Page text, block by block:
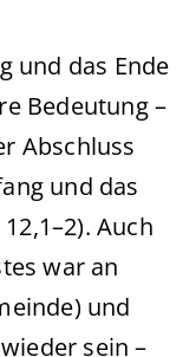
und das Ende
Bedeutung –
Abschluss
und das
Auch
war an
und
sein –